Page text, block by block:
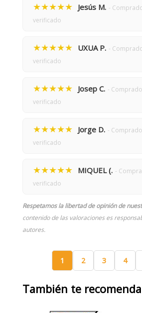
★★★★★ Jesús M. -
verificado
★★★★★ UXUA P. -
verificado
★★★★★ Josep C. -
verificado
★★★★★ Jorge D. -
verificado
★★★★★ MIQUEL (. -
verificado
Respetamos la libertad de opinión de
contenido de las valoraciones es
autores.
1 2 3 4
También te